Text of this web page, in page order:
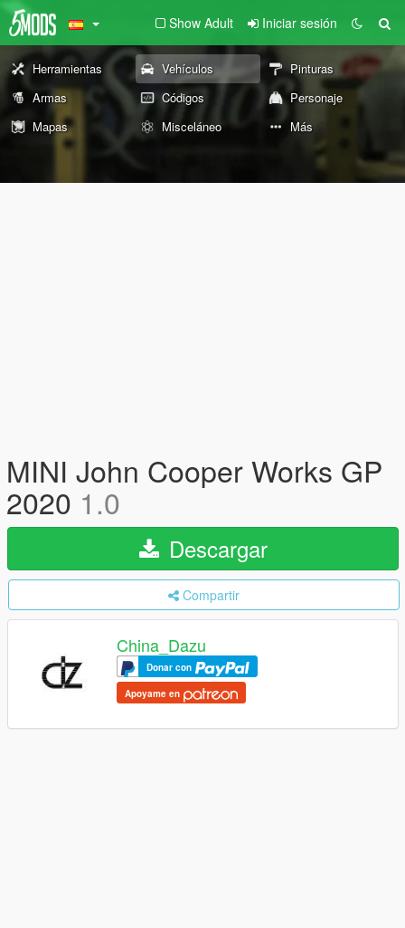
Show Adult Iniciar sesión
Herramientas Vehículos
Pinturas
Armas
Códigos
Personaje
Mapas
Misceláneo Más
MINI John Cooper Works GP
2020 1.0
Descargar
Compartir
China_Dazu
Donar con
Apoyame en